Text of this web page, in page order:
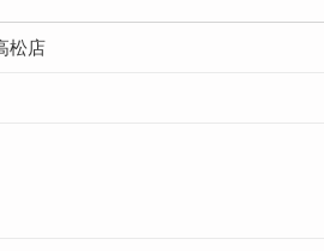
松店